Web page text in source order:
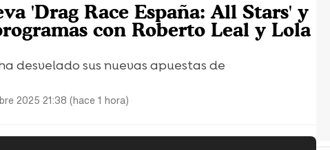
'Drag Race España: All Stars' y
con Roberto Leal y Lola
desvelado sus nuevas apuestas de
2025 21:38 (hace 1 hora)